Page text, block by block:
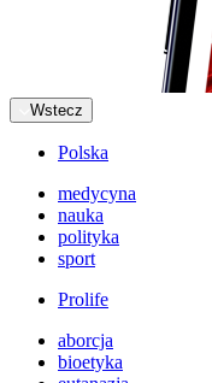
Wstecz
Polska
medycyna
nauka
polityka
sport
Prolife
aborcja
bioetyka